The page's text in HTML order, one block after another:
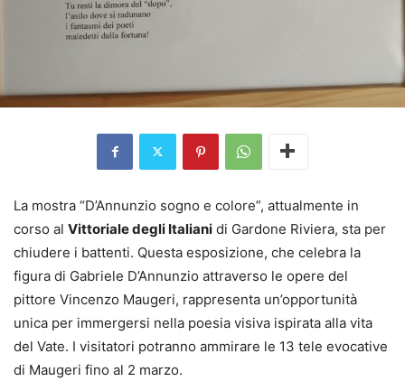
La mostra “D’Annunzio sogno e colore”, attualmente in
corso al Vittoriale degli Italiani di Gardone Riviera, sta per
chiudere i battenti. Questa esposizione, che celebra la
figura di Gabriele D’Annunzio attraverso le opere del
pittore Vincenzo Maugeri, rappresenta un’opportunità
unica per immergersi nella poesia visiva ispirata alla vita
del Vate. I visitatori potranno ammirare le 13 tele evocative
di Maugeri fino al 2 marzo.